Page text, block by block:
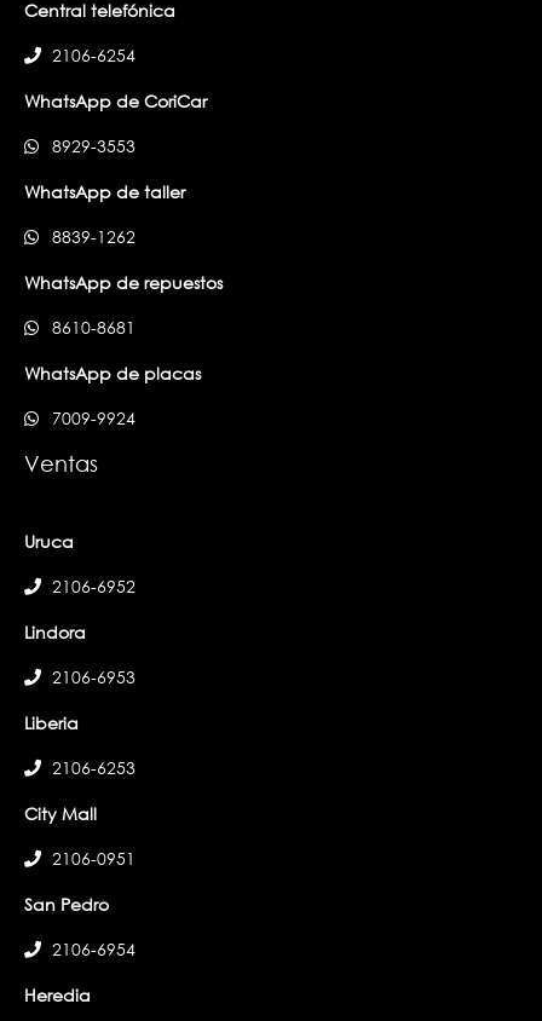
Central telefónica
2106-6254
WhatsApp de CoriCar
8929-3553
WhatsApp de taller
8839-1262
WhatsApp de repuestos
8610-8681
WhatsApp de placas
7009-9924
Ventas
Uruca
2106-6952
Lindora
2106-6953
Liberia
2106-6253
City Mall
2106-0951
San Pedro
2106-6954
Heredia